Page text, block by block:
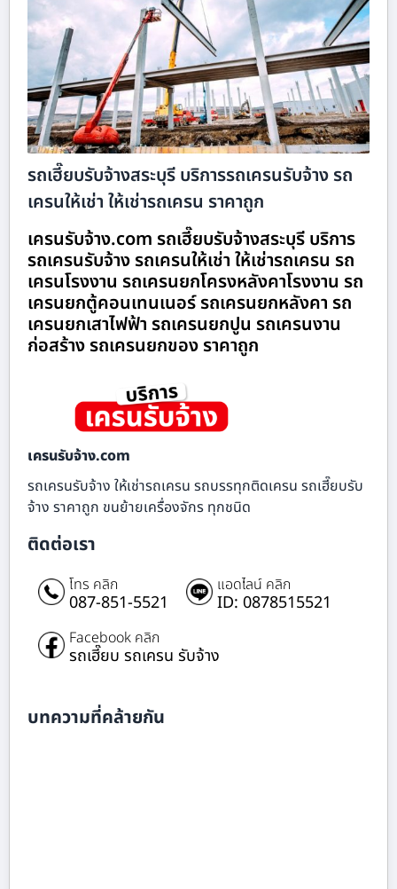
รถเฮี๊ยบรับจ้างสระบุรี บริการรถเครนรับจ้าง รถ
เครนให้เช่า ให้เช่ารถเครน ราคาถูก
เครนรับจ้าง.com รถเฮี๊ยบรับจ้างสระบุรี บริการ
รถเครนรับจ้าง รถเครนให้เช่า ให้เช่ารถเครน รถ
เครนโรงงาน รถเครนยกโครงหลังคาโรงงาน รถ
เครนยกตู้คอนเทนเนอร์ รถเครนยกหลังคา รถ
เครนยกเสาไฟฟ้า รถเครนยกปูน รถเครนงาน
ก่อสร้าง รถเครนยกของ ราคาถูก
เครนรับจ้าง.com
รถเครนรับจ้าง ให้เช่ารถเครน รถบรรทุกติดเครน รถเฮี๊ยบรับ
จ้าง ราคาถูก ขนย้ายเครื่องจักร ทุกชนิด
ติดต่อเรา
โทร คลิก
087-851-5521
แอดไลน์ คลิก
ID: 0878515521
Facebook คลิก
รถเฮี๊ยบ รถเครน รับจ้าง
บทความที่คล้ายกัน